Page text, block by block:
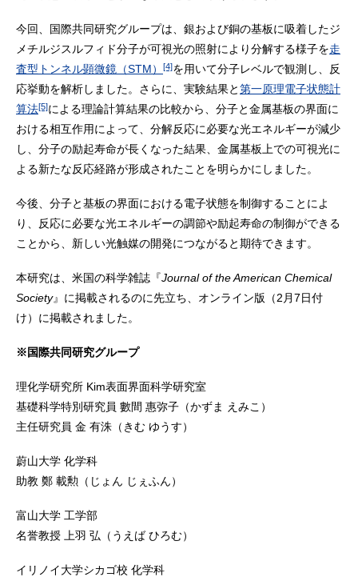
今回、国際共同研究グループは、銀および銅の基板に吸着したジ
メチルジスルフィド分子が可視光の照射により分解する様子を走
査型トンネル顕微鏡（STM）
[4]を用いて分子レベルで観測し、反
応挙動を解析しました。さらに、実験結果と第一原理電子状態計
算法[5]による理論計算結果の比較から、分子と金属基板の界面に
おける相互作用によって、分解反応に必要な光エネルギーが減少
し、分子の励起寿命が長くなった結果、金属基板上での可視光に
よる新たな反応経路が形成されたことを明らかにしました。
今後、分子と基板の界面における電子状態を制御することによ
り、反応に必要な光エネルギーの調節や励起寿命の制御ができる
ことから、新しい光触媒の開発につながると期待できます。
本研究は、米国の科学雑誌『Journal of the American Chemical
Society』に掲載されるのに先立ち、オンライン版（2月7日付
け）に掲載されました。
※国際共同研究グループ
理化学研究所 Kim表面界面科学研究室
基礎科学特別研究員 數間 惠弥子（かずま えみこ）
主任研究員 金 有洙（きむ ゆうす）
蔚山大学 化学科
助教 鄭 載勲（じょん じぇふん）
富山大学 工学部
名誉教授 上羽 弘（うえば ひろむ）
イリノイ大学シカゴ校 化学科